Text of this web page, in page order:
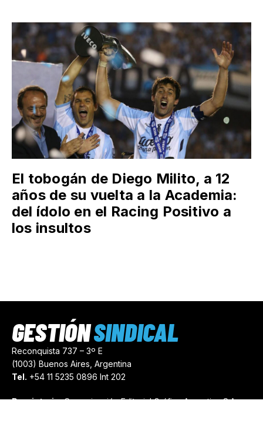
El tobogán de Diego Milito, a 12
años de su vuelta a la Academia:
del ídolo en el Racing Positivo a
los insultos
Reconquista 737 – 3º E
(1003) Buenos Aires, Argentina
Tel. +54 11 5235 0896 Int 202
Propietario:Comunicación Editorial Gráfica Argentina S.A.
GESTIÓNSINDICAL